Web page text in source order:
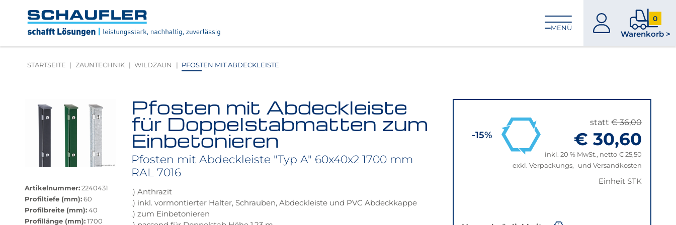
Hauptnavigation
Footernavigation
Logo
verlinkt
zur
MENÜ
zum
0
Warenkorb >
0
im
STARTSEITE ZAUNTECHNIK WILDZAUN PFOSTEN MIT ABDECKLEISTE
Produktbilder
überspringen
Artikelnummer:2240431
Profiltiefe (mm):60
Profilbreite (mm):40
Profillänge (mm):1700
Pfosten mit Abdeckleiste
für Doppelstabmatten zum
Einbetonieren
Pfosten mit Abdeckleiste "Typ A" 60x40x2 1700 mm
RAL 7016
.) Anthrazit
.) inkl. vormontierter Halter, Schrauben, Abdeckleiste und PVC Abdeckkappe
.) zum Einbetonieren
-15%
statt€ 36,00
€ 30,60
inkl. 20 % MwSt., netto € 25,50
exkl. Verpackungs,- und Versandkosten
Einheit STK